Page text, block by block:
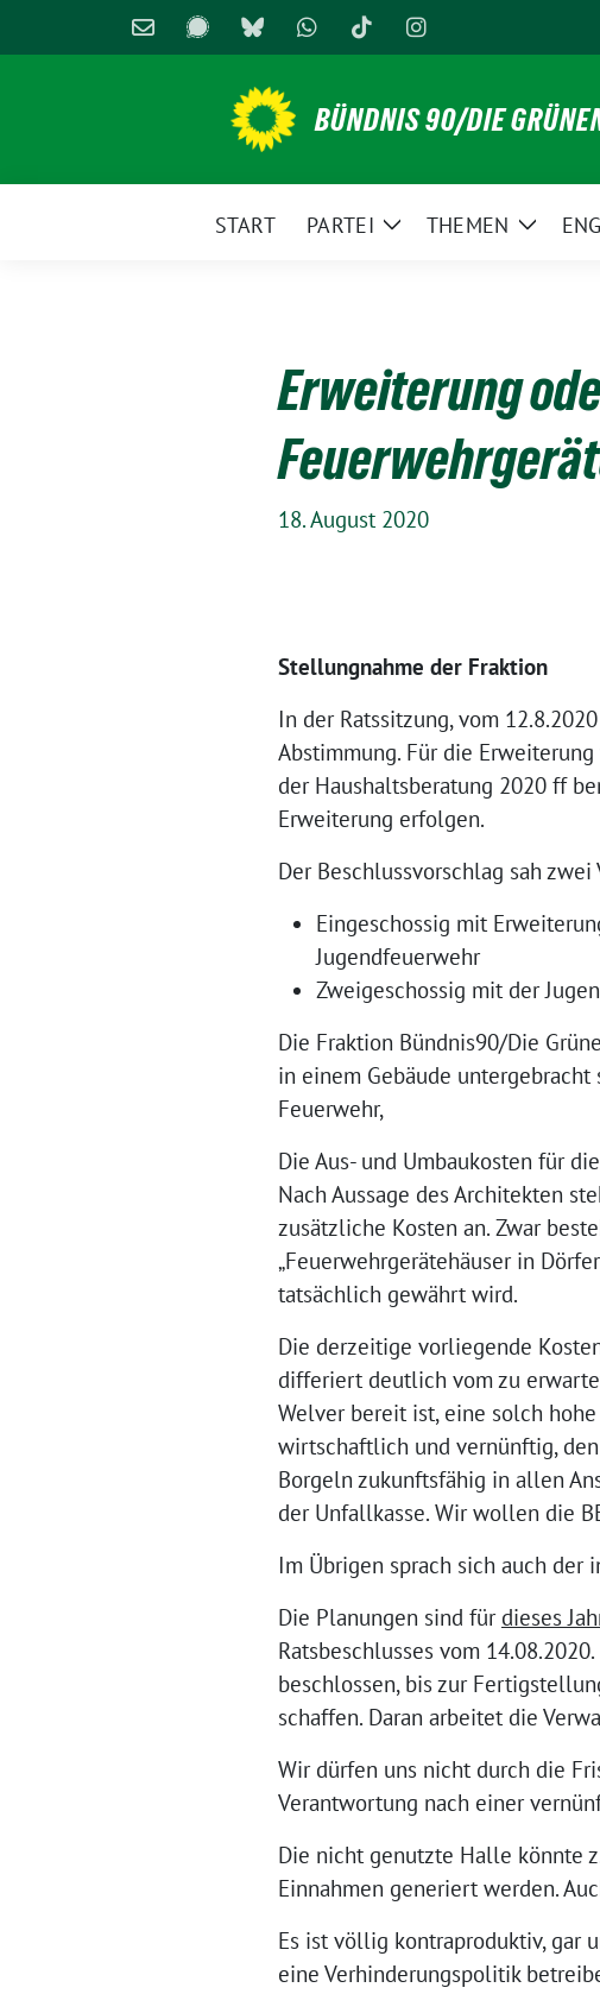
zum
BÜNDNIS 90/DIE
START PARTEI
ZeigeTHEMEN
Zeige
Erweiterung
18. August 2020
Stellungnahme der Fraktion
In der Ratssitzung, vom
Abstimmung. Für die
der Haushaltsberatung 2020 ff
Erweiterung erfolgen.
Der Beschlussvorschlag sah zwei
Eingeschossig mit
Jugendfeuerwehr
Zweigeschossig mit der
Die Fraktion Bündnis90/Die
in einem Gebäude
Feuerwehr,
Die Aus- und Umbaukosten für
Nach Aussage des Architekten
zusätzliche Kosten an. Zwar
„Feuerwehrgerätehäuser in
tatsächlich gewährt wird.
Die derzeitige vorliegende
differiert deutlich vom zu
Welver bereit ist, eine solch
wirtschaftlich und vernünftig,
Borgeln zukunftsfähig in allen
der Unfallkasse. Wir wollen die
Im Übrigen sprach sich auch der
Die Planungen sind für dieses
Ratsbeschlusses vom
beschlossen, bis zur
schaffen. Daran arbeitet die
Wir dürfen uns nicht durch die
Verantwortung nach einer
Die nicht genutzte Halle könnte
Einnahmen generiert werden.
Es ist völlig kontraproduktiv, gar
eine Verhinderungspolitik